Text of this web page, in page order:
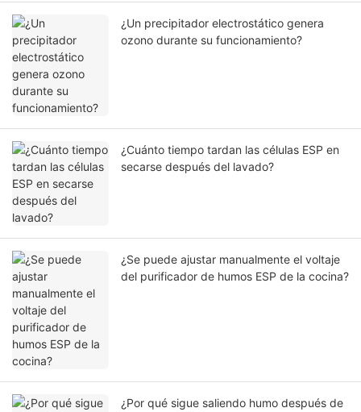
¿Un precipitador electrostático genera
ozono durante su funcionamiento?
¿Cuánto tiempo tardan las células ESP en
secarse después del lavado?
¿Se puede ajustar manualmente el voltaje
del purificador de humos ESP de la cocina?
¿Por qué sigue saliendo humo después de